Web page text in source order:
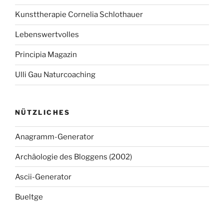
Kunsttherapie Cornelia Schlothauer
Lebenswertvolles
Principia Magazin
Ulli Gau Naturcoaching
NÜTZLICHES
Anagramm-Generator
Archäologie des Bloggens (2002)
Ascii-Generator
Bueltge